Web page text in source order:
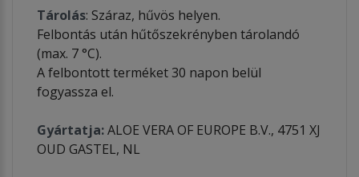
Tárolás: Száraz, hűvös helyen.
Felbontás után hűtőszekrényben tárolandó
(max. 7 °C).
A felbontott terméket 30 napon belül
fogyassza el.
Gyártatja:ALOE VERA OF EUROPE B.V., 4751 XJ
OUD GASTEL, NL